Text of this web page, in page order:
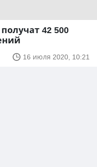
42 500
16 июля 2020, 10:21